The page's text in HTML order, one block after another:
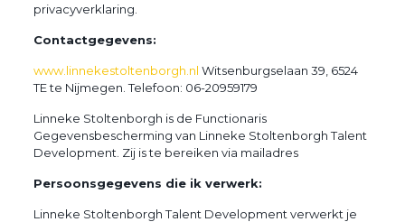
privacyverklaring.
Contactgegevens:
www.linnekestoltenborgh.nl Witsenburgselaan 39, 6524
TE te Nijmegen. Telefoon: 06-20959179
Linneke Stoltenborgh is de Functionaris
Gegevensbescherming van Linneke Stoltenborgh Talent
Development. Zij is te bereiken via mailadres
Persoonsgegevens die ik verwerk:
Linneke Stoltenborgh Talent Development verwerkt je